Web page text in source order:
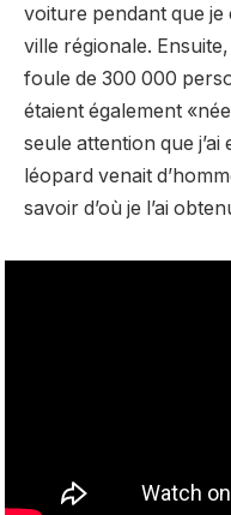
voiture pendant que je
ville régionale.
foule de 300 000
étaient également
seule attention que
léopard venait
savoir d’où je l’ai